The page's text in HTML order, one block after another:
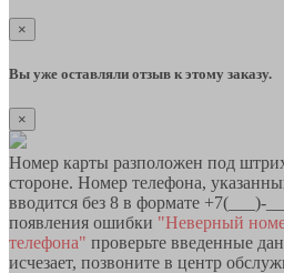
×
Вы уже оставляли отзыв к этому заказу.
×
Номер карты разположен под
стороне. Номер телефона,
вводится без 8 в формате +7(___)-
появления ошибки "Неверный
телефона" проверьте введенные
исчезает, позвоните в центр